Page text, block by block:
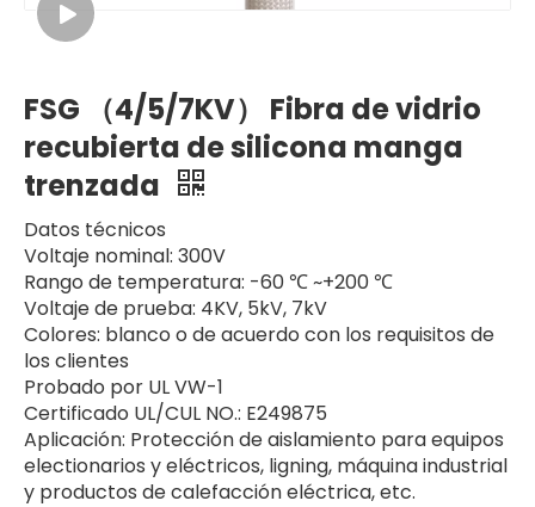
FSG （4/5/7KV） Fibra de vidrio
recubierta de silicona manga
trenzada
Datos técnicos
Voltaje nominal: 300V
Rango de temperatura: -60 ℃ ~+200 ℃
Voltaje de prueba: 4KV, 5kV, 7kV
Colores: blanco o de acuerdo con los requisitos de
los clientes
Probado por UL VW-1
Certificado UL/CUL NO.: E249875
Aplicación: Protección de aislamiento para equipos
electionarios y eléctricos, ligning, máquina industrial
y productos de calefacción eléctrica, etc.